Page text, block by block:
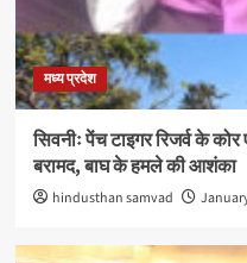
मध्य प्रदेश
सिवनीः पेंच टाइगर रिजर्व के कोर
बरामद, बाघ के हमले की आशंका
hindusthan samvad